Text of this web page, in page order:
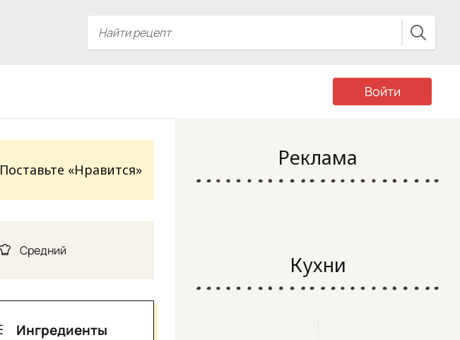
Войти
Поставьте «Нравится»
Средний
Ингредиенты
Реклама
Кухни